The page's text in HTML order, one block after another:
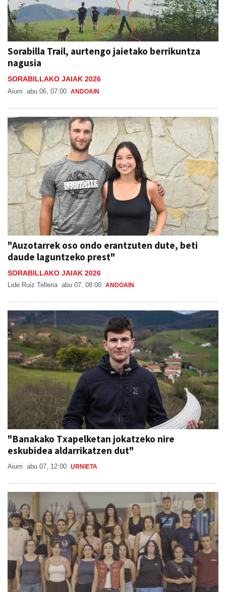
Sorabilla Trail, aurtengo jaietako berrikuntza
nagusia
SORABILLAKO JAIAK 2026
Aiurri
"Auzotarrek oso ondo erantzuten dute, beti
daude laguntzeko prest"
SORABILLAKO JAIAK 2026
Lide Ruiz Telleria abu 07, 08:00
"Banakako Txapelketan jokatzeko nire
eskubidea aldarrikatzen dut"
Aiurri abu 07, 12:00 URNIETA